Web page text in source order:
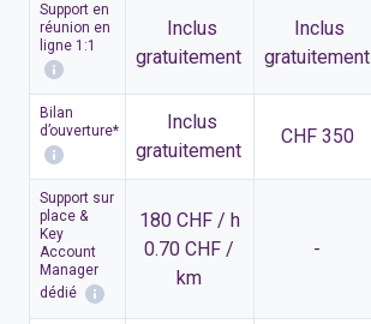
Support en
réunion en
ligne 1:1
Inclus
gratuitement
Inclus
gratuitement
Bilan
d’ouverture*
Inclus
gratuitement
CHF 350
Support sur
place &
Key
Account
Manager
dédié
180 CHF / h
0.70 CHF /
km
-